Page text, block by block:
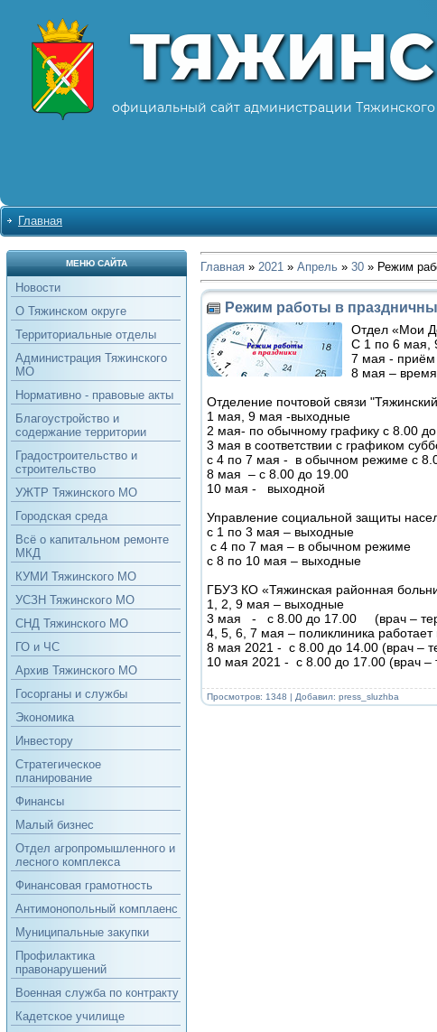
официальный сайт администрации
Главная
МЕНЮ САЙТА
Новости
О Тяжинском округе
Территориальные отделы
Администрация Тяжинского
МО
Нормативно - правовые акты
Благоустройство и
содержание территории
Градостроительство и
строительство
УЖТР Тяжинского МО
Городская среда
Всё о капитальном ремонте
МКД
КУМИ Тяжинского МО
УСЗН Тяжинского МО
СНД Тяжинского МО
ГО и ЧС
Архив Тяжинского МО
Госорганы и службы
Экономика
Инвестору
Стратегическое
планирование
Финансы
Малый бизнес
Отдел агропромышленного и
лесного комплекса
Финансовая грамотность
Антимонопольный комплаенс
Муниципальные закупки
Профилактика
правонарушений
Военная служба по контракту
Кадетское училище
Главная» 2021 » Апрель » 30» Режим
Режим работы в
Отдел «Мои
С 1 по 6 мая,
7 мая - приём
8 мая –
Отделение почтовой связи
1 мая, 9 мая -выходные
2 мая- по обычному графику с 8.00
3 мая в соответствии с графиком
с 4 по 7 мая - в обычном режиме с
8 мая – с 8.00 до 19.00
10 мая - выходной
Управление социальной защиты
с 1 по 3 мая – выходные
с 4 по 7 мая – в обычном режиме
с 8 по 10 мая – выходные
ГБУЗ КО «Тяжинская районная
1, 2, 9 мая – выходные
3 мая - с 8.00 до 17.00 (врач –
4, 5, 6, 7 мая – поликлиника
8 мая 2021 - с 8.00 до 14.00 (врач –
10 мая 2021 - с 8.00 до 17.00 (врач –
Просмотров: 1348 | Добавил: press_sluzhba